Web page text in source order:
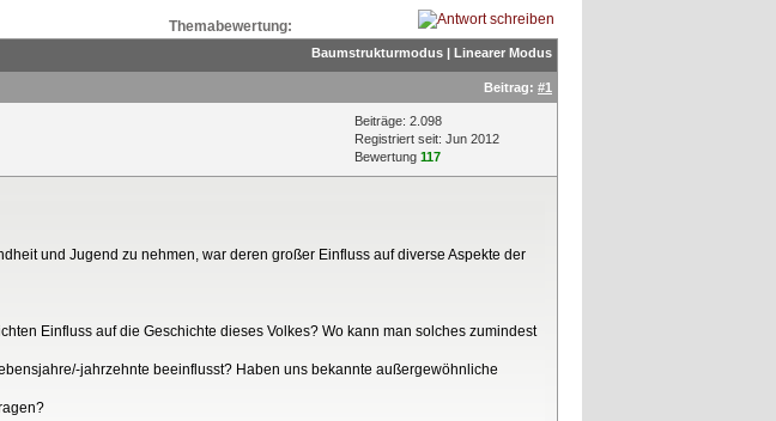
Themabewertung:
Baumstrukturmodus | Linearer Modus
Beitrag: #1
Beiträge: 2.098
Registriert seit: Jun 2012
Bewertung 117
und Jugend zu nehmen, war deren großer Einfluss auf diverse Aspekte der
Einfluss auf die Geschichte dieses Volkes? Wo kann man solches zumindest
jahrzehnte beeinflusst? Haben uns bekannte außergewöhnliche